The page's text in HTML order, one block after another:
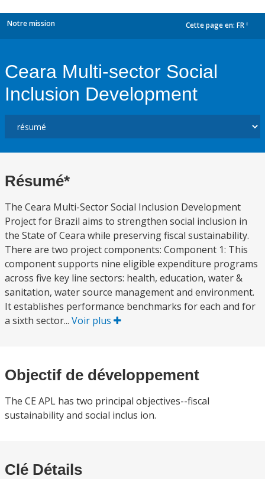
Notre mission Cette page en: FR
Ceara Multi-sector Social
Inclusion Development
Résumé*
The Ceara Multi-Sector Social Inclusion Development
Project for Brazil aims to strengthen social inclusion in
the State of Ceara while preserving fiscal sustainability.
There are two project components: Component 1: This
component supports nine eligible expenditure programs
across five key line sectors: health, education, water &
sanitation, water source management and environment.
It establishes performance benchmarks for each and for
a sixth sector... Voir plus
Objectif de développement
The CE APL has two principal objectives--fiscal
sustainability and social inclus ion.
Clé Détails